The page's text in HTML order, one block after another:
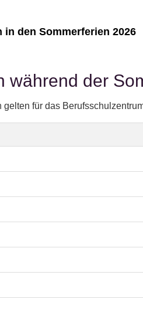
in den Sommerferien 2026
während der
gelten für das